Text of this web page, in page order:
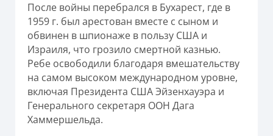
После войны перебрался в Бухарест, где в
1959 г. был арестован вместе с сыном и
обвинен в шпионаже в пользу США и
Израиля, что грозило смертной казнью.
Ребе освободили благодаря вмешательству
на самом высоком международном уровне,
включая Президента США Эйзенхауэра и
Генерального секретаря ООН Дага
Хаммершельда.